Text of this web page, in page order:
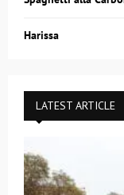
Harissa
LATEST ARTICLE